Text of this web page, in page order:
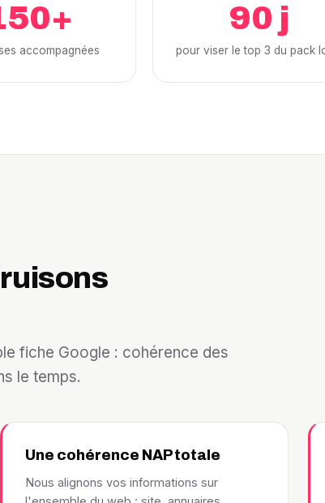
accompagnées
90 j
pour viser le top 3 du pack
fiche Google : cohérence des
le temps.
Une cohérence NAP totale
Nous alignons vos informations sur